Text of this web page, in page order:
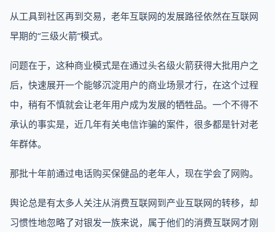
从工具到社区再到交易，老年互联网的发展路径依然在互联网
早期的“三级火箭”模式。
问题在于，这种商业模式是在通过头名级火箭获得大批用户之
后，快速展开一个能够沉淀用户的商业场景才行，在这个过程
中，稍有不慎就会让老年用户成为发展的牺牲品。一个不得不
承认的事实是，近几年有关电信诈骗的案件，很多都是针对老
年群体。
那批十年前通过电话购买保健品的老年人，现在学会了网购。
舆论总是有太多人关注从消费互联网到产业互联网的转移，却
习惯性地忽略了对银发一族来说，属于他们的消费互联网才刚